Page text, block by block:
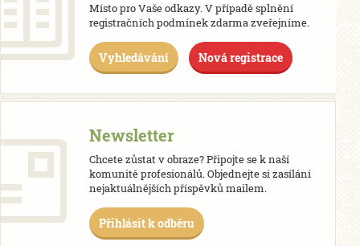
Místo pro Vaše odkazy. V případě splnění
registračních podmínek zdarma zveřejníme.
Vyhledávání Nová registrace
Newsletter
Chcete zůstat v obraze? Připojte se k naší
komunitě profesionálů. Objednejte si zasílání
nejaktuálnějších příspěvků mailem.
Přihlásit k odběru